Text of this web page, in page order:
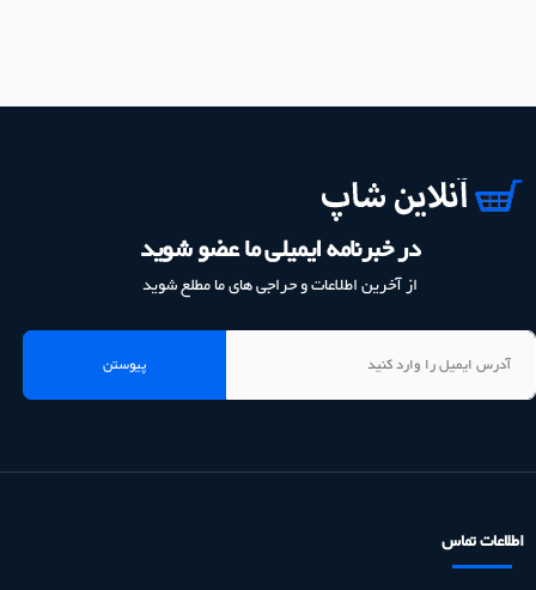
در خبرنامه ایمیلی ما عضو شوید
از آخرین اطلاعات و حراجی های ما مطلع شوید
پیوستن
اطلاعات تماس